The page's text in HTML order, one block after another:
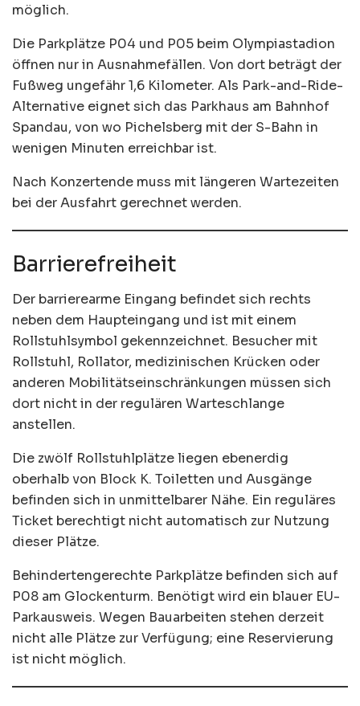
möglich.
Die Parkplätze P04 und P05 beim Olympiastadion
öffnen nur in Ausnahmefällen. Von dort beträgt der
Fußweg ungefähr 1,6 Kilometer. Als Park-and-Ride-
Alternative eignet sich das Parkhaus am Bahnhof
Spandau, von wo Pichelsberg mit der S-Bahn in
wenigen Minuten erreichbar ist.
Nach Konzertende muss mit längeren Wartezeiten
bei der Ausfahrt gerechnet werden.
Barrierefreiheit
Der barrierearme Eingang befindet sich rechts
neben dem Haupteingang und ist mit einem
Rollstuhlsymbol gekennzeichnet. Besucher mit
Rollstuhl, Rollator, medizinischen Krücken oder
anderen Mobilitätseinschränkungen müssen sich
dort nicht in der regulären Warteschlange
anstellen.
Die zwölf Rollstuhlplätze liegen ebenerdig
oberhalb von Block K. Toiletten und Ausgänge
befinden sich in unmittelbarer Nähe. Ein reguläres
Ticket berechtigt nicht automatisch zur Nutzung
dieser Plätze.
Behindertengerechte Parkplätze befinden sich auf
P08 am Glockenturm. Benötigt wird ein blauer EU-
Parkausweis. Wegen Bauarbeiten stehen derzeit
nicht alle Plätze zur Verfügung; eine Reservierung
ist nicht möglich.